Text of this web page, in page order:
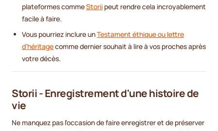
plateformes commeStorii peut rendre cela incroyablement
facile à faire.
Vous pourriez inclure unTestament éthique ou lettre
d'héritagecomme dernier souhait à lire à vos proches après
votre décès.
Storii - Enregistrement d'une histoire de
vie
Ne manquez pas l'occasion de faire enregistrer et de préserver